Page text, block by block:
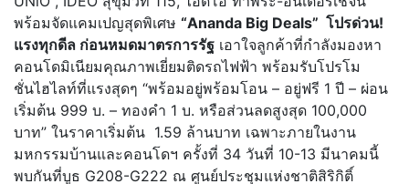
พร้อมจัดแคมเปญสุดพิเศษ “Ananda Big Deals” โปรด่วน!
แรงทุกดีล ก่อนหมดมาตรการรัฐ เอาใจลูกค้าที่กำลังมองหา
คอนโดมิเนียมคุณภาพเยี่ยมติดรถไฟฟ้า พร้อมรับโปรโม
ชั่นไฮไลท์ที่แรงสุดๆ “พร้อมอยู่พร้อมโอน – อยู่ฟรี 1 ปี – ผ่อน
เริ่มต้น 999 บ. – ทองคำ 1 บ. หรือส่วนลดสูงสุด 100,000
บาท” ในราคาเริ่มต้น 1.59 ล้านบาท เฉพาะภายในงาน
มหกรรมบ้านและคอนโดฯ ครั้งที่ 34 วันที่ 10-13 มีนาคมนี้
พบกันที่บูธ G208-G222 ณ ศูนย์ประชุมแห่งชาติสิริกิติ์